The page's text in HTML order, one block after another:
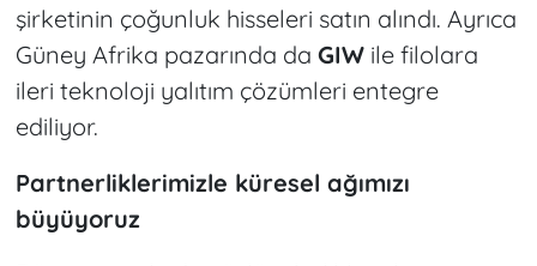
şirketinin çoğunluk hisseleri satın alındı. Ayrıca
Güney Afrika pazarında da GIWile filolara
ileri teknoloji yalıtım çözümleri entegre
ediliyor.
Partnerliklerimizle küresel ağımızı
büyüyoruz